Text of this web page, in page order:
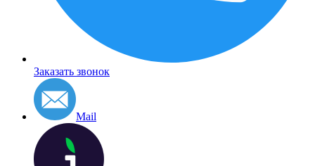
Заказать звонок
Mail